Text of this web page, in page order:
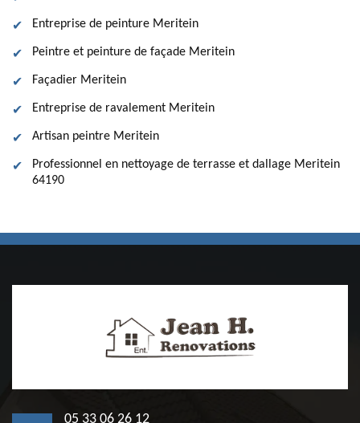
Entreprise de peinture Meritein
Peintre et peinture de façade Meritein
Façadier Meritein
Entreprise de ravalement Meritein
Artisan peintre Meritein
Professionnel en nettoyage de terrasse et dallage Meritein
64190
05 33 06 26 12